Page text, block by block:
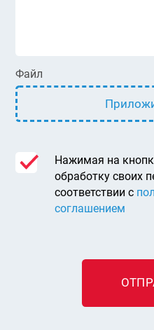
Файл
Нажимая на
обработку своих
соответствии с
соглашением